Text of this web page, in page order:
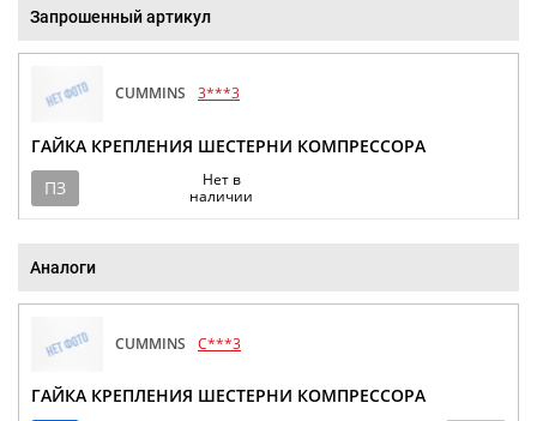
Запрошенный артикул
CUMMINS 3***3
ГАЙКА КРЕПЛЕНИЯ ШЕСТЕРНИ КОМПРЕССОРА
ПЗ
Нет в
наличии
Аналоги
CUMMINS C***3
ГАЙКА КРЕПЛЕНИЯ ШЕСТЕРНИ КОМПРЕССОРА